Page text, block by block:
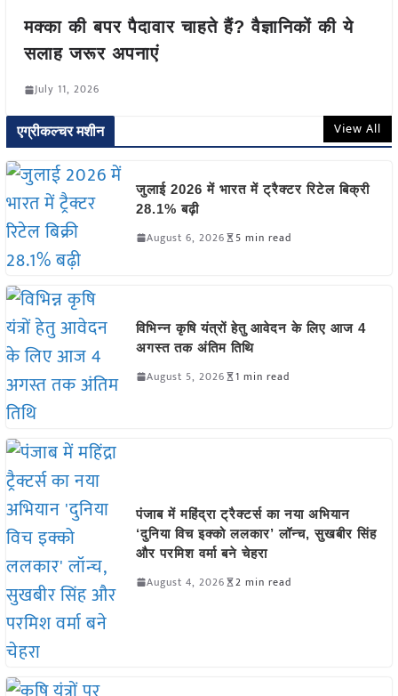
मक्का की बपर पैदावार चाहते हैं? वैज्ञानिकों की ये
सलाह जरूर अपनाएं
July 11, 2026
एग्रीकल्चर मशीन View All
जुलाई 2026 में भारत में ट्रैक्टर रिटेल बिक्री
28.1% बढ़ी
August 6, 2026 5 min read
विभिन्न कृषि यंत्रों हेतु आवेदन के लिए आज 4
अगस्त तक अंतिम तिथि
August 5, 2026 1 min read
पंजाब में महिंद्रा ट्रैक्टर्स का नया अभियान
‘दुनिया विच इक्को ललकार’ लॉन्च, सुखबीर सिंह
और परमिश वर्मा बने चेहरा
August 4, 2026 2 min read